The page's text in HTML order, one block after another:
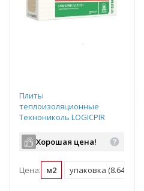
Плиты
теплоизоляционные
Технониколь LOGICPIR
Хорошая цена!
Цена: м2 упаковка (8.64 м2)